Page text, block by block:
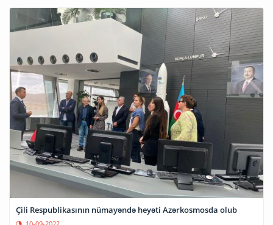
Çili Respublikasının nümayəndə heyəti Azərkosmosda olub